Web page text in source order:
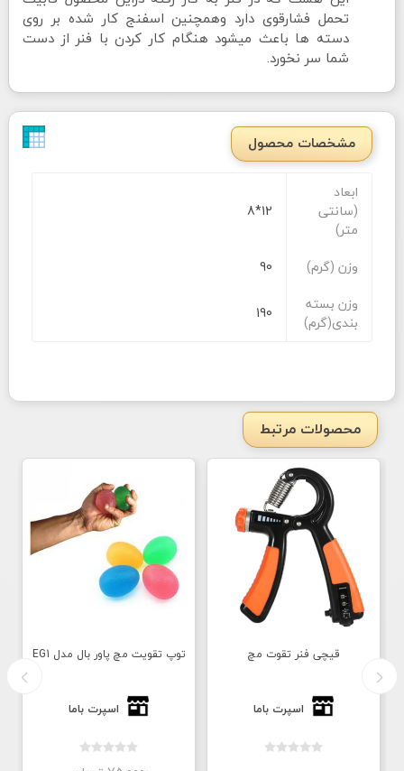
تحمل فشارقوی دارد وهمچنین اسفنج کار شده بر روی
دسته ها باعث میشود هنگام کار کردن با فنر از دست
شما سر نخورد.
مشخصات محصول
ابعاد
(سانتی
متر)
12*8
وزن (گرم)
90
وزن بسته
بندی(گرم)
190
محصولات مرتبط
قیچی فنر تقوت مچ
اسپرت باما
توپ تقویت مچ پاور بال مدل EG1
اسپرت باما